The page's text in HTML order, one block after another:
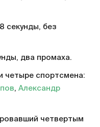
секунды, без
два промаха.
четыре спортсмена:
, Александр
четвертым